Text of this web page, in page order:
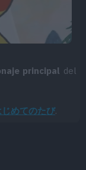
principal del
じめてのたび.